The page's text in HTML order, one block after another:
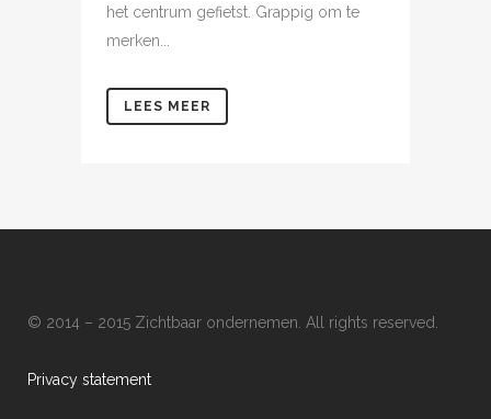
het centrum gefietst. Grappig om te
merken...
LEES MEER
© 2014 – 2015 Zichtbaar ondernemen. All rights reserved.
Privacy statement